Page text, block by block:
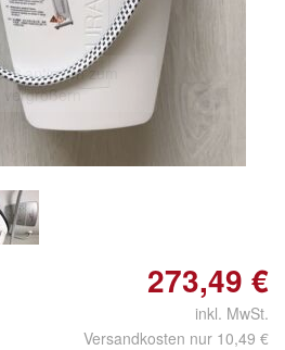
antippen zum
vergrößern
273,49 €
inkl. MwSt.
Versandkosten nur 10,49 €